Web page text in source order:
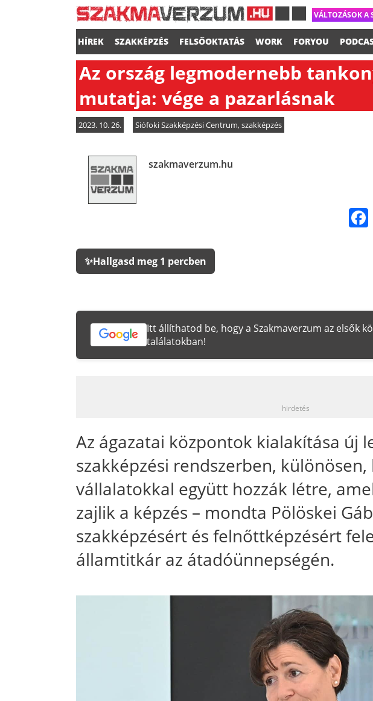
VÁLTOZÁSOK A
HÍREK SZAKKÉPZÉS FELSŐOKTATÁS WORK FORYOU
Az ország legmodernebb
mutatja: vége a pazarlásnak
2023. 10. 26. Siófoki Szakképzési Centrum,szakképzés
szakmaverzum.hu
✨Hallgasd meg 1 percben
Itt állíthatod be, hogy a Szakmaverzum az elsők
találatokban!
hirdetés
Az ágazatai központok kialakítása új
szakképzési rendszerben, különösen,
vállalatokkal együtt hozzák létre,
zajlik a képzés – mondta Pölöskei
szakképzésért és felnőttképzésért
államtitkár az átadóünnepségén.